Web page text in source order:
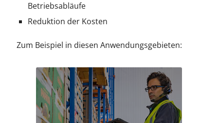
Betriebsabläufe
Reduktion der Kosten
Zum Beispiel in diesen Anwendungsgebieten: